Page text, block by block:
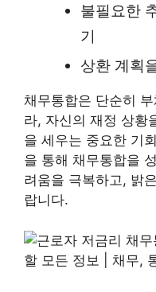
불필요한
기
상환 계획
채무통합은 단순히
라, 자신의 재정 상황
을 세우는 중요한 기
을 통해 채무통합을
려움을 극복하고, 밝
랍니다.